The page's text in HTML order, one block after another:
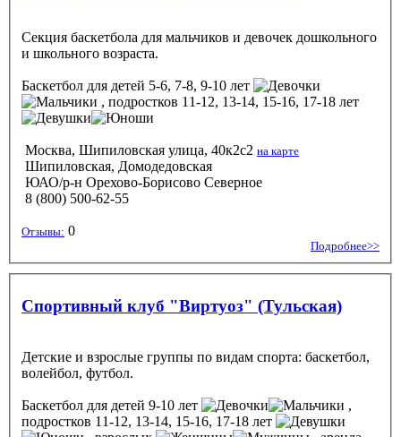
Секция баскетбола для мальчиков и девочек дошкольного
и школьного возраста.
Баскетбол для детей 5-6, 7-8, 9-10 лет
, подростков 11-12, 13-14, 15-16, 17-18 лет
Москва, Шипиловская улица, 40к2с2 на карте
Шипиловская, Домодедовская
ЮАО/р-н Орехово-Борисово Северное
8 (800) 500-62-55
Отзывы: 0
Подробнее>>
Спортивный клуб "Виртуоз" (Тульская)
Детские и взрослые группы по видам спорта: баскетбол,
волейбол, футбол.
Баскетбол для детей 9-10 лет
,
подростков 11-12, 13-14, 15-16, 17-18 лет